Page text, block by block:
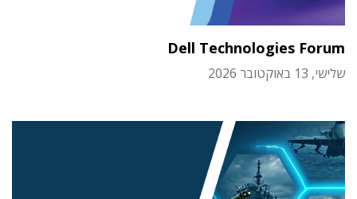
Dell Technologies Forum
שלישי, 13 באוקטובר 2026